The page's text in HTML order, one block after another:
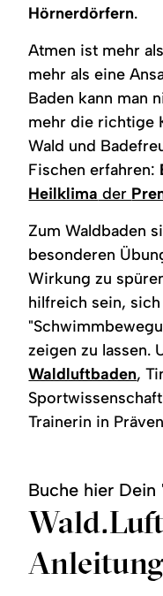
Hörnerdörfern.
Atmen ist mehr
mehr als eine
Baden kann man
mehr die richtige
Wald und
Fischen erfahren:
Heilklima der
Zum Waldbaden
besonderen
Wirkung zu
hilfreich sein,
zeigen zu lassen.
Waldluftbaden,
Trainerin in
Buche hier
Anleitung